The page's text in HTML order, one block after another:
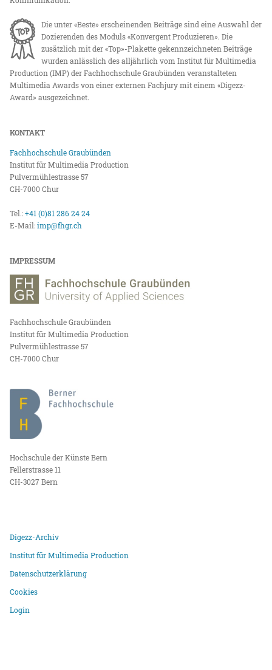
Die unter «Beste» erscheinenden Beiträge sind eine Auswahl der
Dozierenden des Moduls «Konvergent Produzieren». Die
zusätzlich mit der «Top»-Plakette gekennzeichneten Beiträge
wurden anlässlich des alljährlich vom Institut für Multimedia
Production (IMP) der Fachhochschule Graubünden veranstalteten
Multimedia Awards von einer externen Fachjury mit einem «Digezz-
Award» ausgezeichnet.
KONTAKT
Fachhochschule Graubünden
Institut für Multimedia Production
Pulvermühlestrasse 57
CH-7000 Chur
Tel.:+41 (0)81 286 24 24
E-Mail:imp@fhgr.ch
IMPRESSUM
Fachhochschule Graubünden
Institut für Multimedia Production
Pulvermühlestrasse 57
CH-7000 Chur
Hochschule der Künste Bern
Fellerstrasse 11
CH-3027 Bern
Digezz-Archiv
Institut für Multimedia Production
Datenschutzerklärung
Cookies
Login